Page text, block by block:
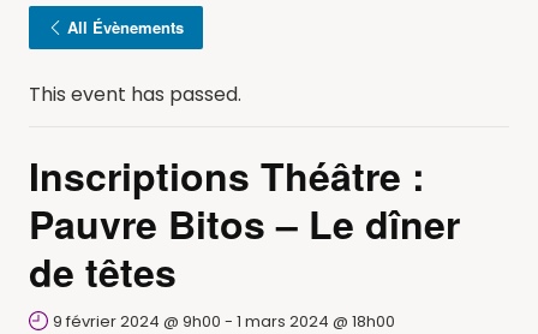
All Évènements
This event has passed.
Inscriptions Théâtre :
Pauvre Bitos – Le dîner
de têtes
9 février 2024 @ 9h00 - 1 mars 2024 @ 18h00